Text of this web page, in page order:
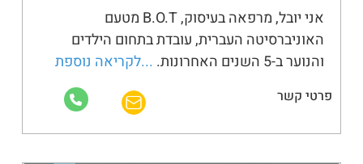
אני יובל, מרפאה בעיסוק, B.O.T מטעם
האוניברסיטה העברית, עובדת בתחום הילדים
והנוער ב-5 השנים האחרונות.
...לקריאה נוספת
פרטי קשר